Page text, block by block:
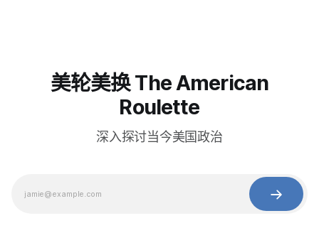
美轮美换 The American
Roulette
深入探讨当今美国政治